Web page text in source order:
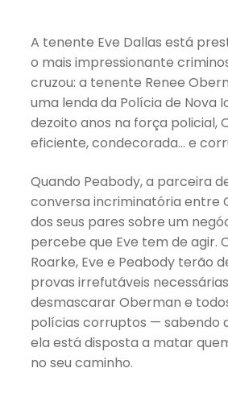
A tenente Eve Dallas está
o mais impressionante
cruzou: a tenente Renee
uma lenda da Polícia de Nova
dezoito anos na força policial,
eficiente, condecorada… e
Quando Peabody, a parceira
conversa incriminatória entre
dos seus pares sobre um
percebe que Eve tem de agir.
Roarke, Eve e Peabody terão
provas irrefutáveis
desmascarar Oberman e
polícias corruptos — sabendo
ela está disposta a matar
no seu caminho.